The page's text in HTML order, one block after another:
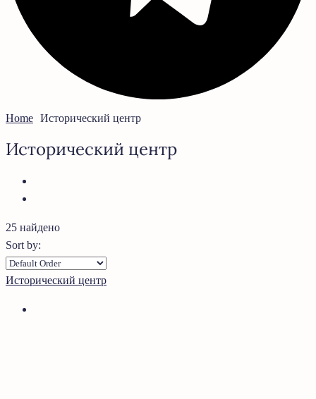
Home Исторический центр
Исторический центр
25 найдено
Sort by:
Исторический центр